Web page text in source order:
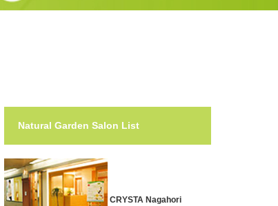
Natural Garden Salon List
CRYSTA Nagahori